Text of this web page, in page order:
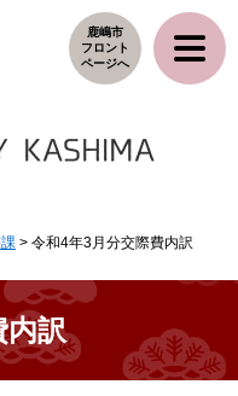
鹿嶋市
フロント
ページへ
> 令和4年3月分交際費内訳
内訳